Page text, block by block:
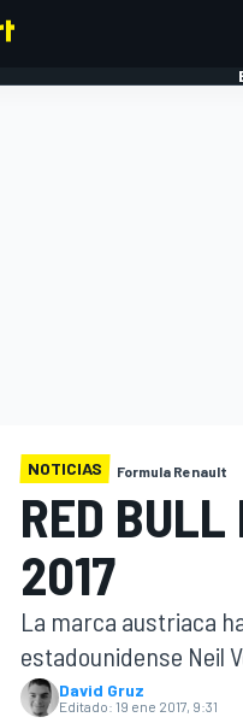
NOTICIAS Formula Renault
RED BULL
2017
La marca austriaca
estadounidense Neil
David Gruz
Editado: 19 ene 2017, 9:31